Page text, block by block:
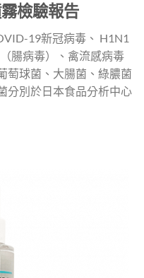
檢驗報告
19新冠病毒、 H1N1
腸病毒）、禽流感病毒
萄球菌、大腸菌、綠膿菌
分別於日本食品分析中心